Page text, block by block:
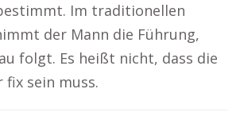
Im traditionellen
der Mann die Führung,
folgt. Es heißt nicht, dass die
sein muss.